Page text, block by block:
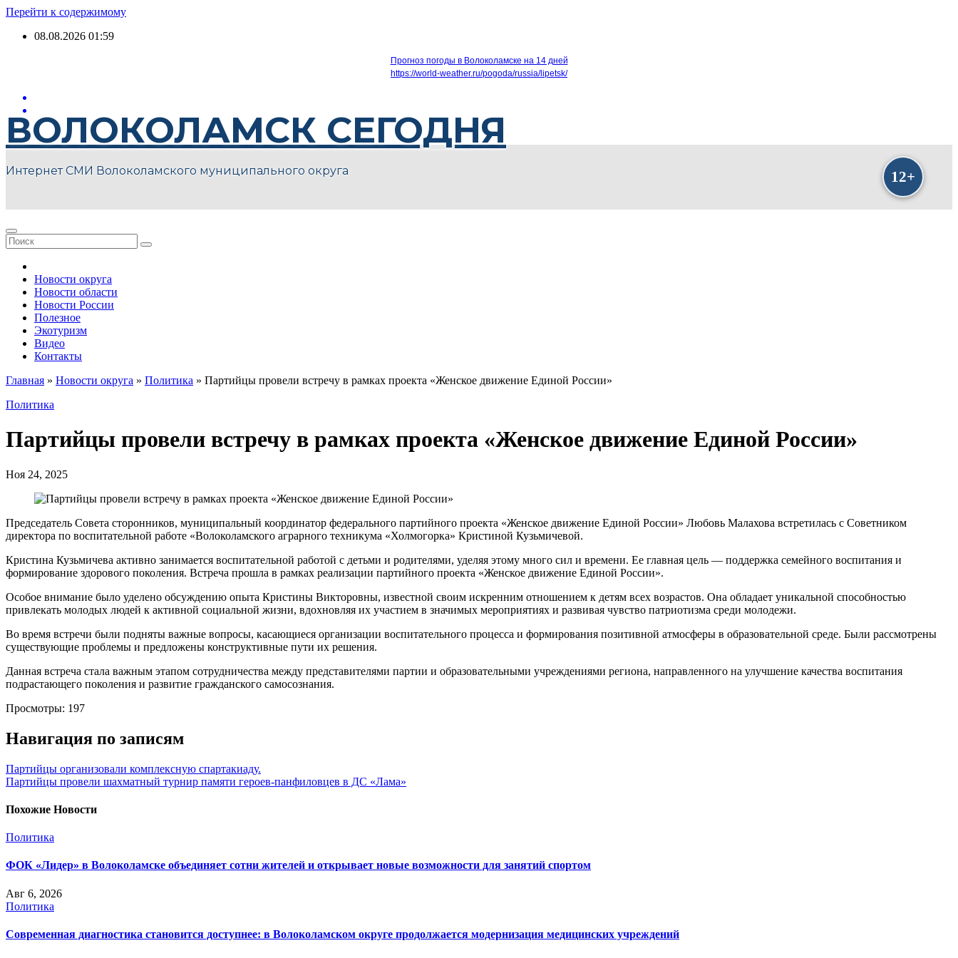
Перейти к содержимому
08.08.2026 01:59
Прогноз погоды в Волоколамске на 14 дней
https://world-weather.ru/pogoda/russia/lipetsk/
ВОЛОКОЛАМСК СЕГОДНЯ
Интернет СМИ Волоколамского муниципального округа
Новости округа
Новости области
Новости России
Полезное
Экотуризм
Видео
Контакты
Главная » Новости округа » Политика » Партийцы провели встречу в рамках проекта «Женское движение Единой России»
Политика
Партийцы провели встречу в рамках проекта «Женское движение Единой России»
Ноя 24, 2025
Председатель Совета сторонников, муниципальный координатор федерального партийного проекта «Женское движение Единой России» Любовь Малахова встретилась с Советником
директора по воспитательной работе «Волоколамского аграрного техникума «Холмогорка» Кристиной Кузьмичевой.
Кристина Кузьмичева активно занимается воспитательной работой с детьми и родителями, уделяя этому много сил и времени. Ее главная цель — поддержка семейного воспитания и
формирование здорового поколения. Встреча прошла в рамках реализации партийного проекта «Женское движение Единой России».
Особое внимание было уделено обсуждению опыта Кристины Викторовны, известной своим искренним отношением к детям всех возрастов. Она обладает уникальной способностью
привлекать молодых людей к активной социальной жизни, вдохновляя их участием в значимых мероприятиях и развивая чувство патриотизма среди молодежи.
Во время встречи были подняты важные вопросы, касающиеся организации воспитательного процесса и формирования позитивной атмосферы в образовательной среде. Были рассмотрены
существующие проблемы и предложены конструктивные пути их решения.
Данная встреча стала важным этапом сотрудничества между представителями партии и образовательными учреждениями региона, направленного на улучшение качества воспитания
подрастающего поколения и развитие гражданского самосознания.
Просмотры: 197
Навигация по записям
Партийцы организовали комплексную спартакиаду.
Партийцы провели шахматный турнир памяти героев-панфиловцев в ДС «Лама»
Похожие Новости
Политика
ФОК «Лидер» в Волоколамске объединяет сотни жителей и открывает новые возможности для занятий спортом
Авг 6, 2026
Политика
Современная диагностика становится доступнее: в Волоколамском округе продолжается модернизация медицинских учреждений